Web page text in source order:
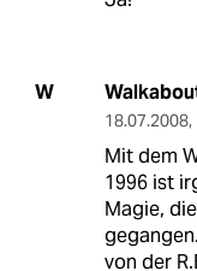
W
18.07.2008,
Mit dem
1996 ist
Magie,
von der